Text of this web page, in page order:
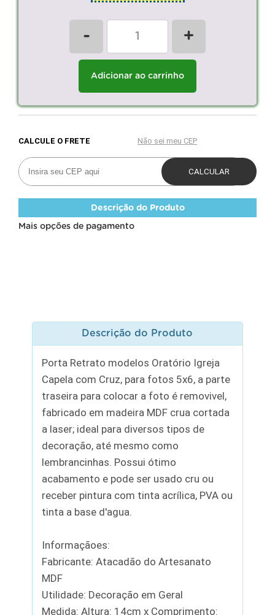
- +
Adicionar ao carrinho
Descrição do Produto
Mais opções de pagamento
Descrição do Produto
Porta Retrato modelos Oratório Igreja
Capela com Cruz, para fotos 5x6, a parte
traseira para colocar a foto é removivel,
fabricado em madeira MDF crua cortada
a laser; ideal para diversos tipos de
decoração, até mesmo como
lembrancinhas. Possui ótimo
acabamento e pode ser usado cru ou
receber pintura com tinta acrílica, PVA ou
tinta a base d'agua.
Informaçãoes:
Fabricante: Atacadão do Artesanato
MDF
Utilidade: Decoração em Geral
Medida: Altura: 14cm x Comprimento: